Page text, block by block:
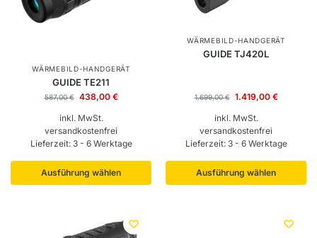
WÄRMEBILD-HANDGERÄT
GUIDE TE211
587,00€ 438,00 €
inkl. MwSt.
versandkostenfrei
Lieferzeit: 3 - 6 Werktage
Ausführung wählen
WÄRMEBILD-HANDGERÄT
GUIDE TJ420L
1.699,00€ 1.419,00 €
inkl. MwSt.
versandkostenfrei
Lieferzeit: 3 - 6 Werktage
Ausführung wählen